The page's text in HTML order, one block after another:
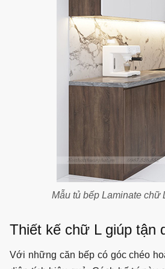
Mẫu tủ bếp Laminate chữ
Thiết kế chữ L giúp tận
Với những căn bếp có góc chéo